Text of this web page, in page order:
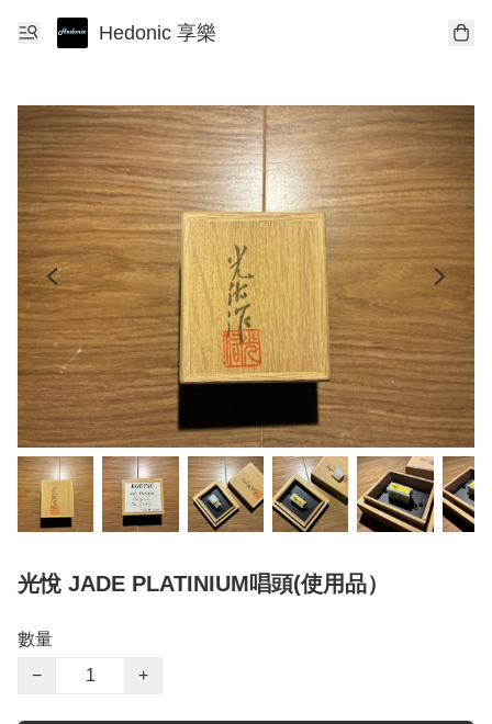
Hedonic 享樂
光悅 JADE PLATINIUM唱頭(使用品）
數量
−
+